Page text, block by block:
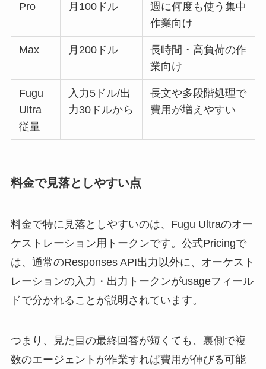
Pro 月100ドル
週に何度も使う集中
作業向け
Max 月200ドル
長時間・高負荷の作
業向け
Fugu
Ultra
従量
入力5ドル/出
力30ドルから
長文や多段階処理で
費用が増えやすい
料金で見落としやすい点
料金で特に見落としやすいのは、Fugu Ultraのオー
ケストレーション用トークンです。公式Pricingで
は、通常のResponses API出力以外に、オーケスト
レーションの入力・出力トークンがusageフィール
ドで分かれることが説明されています。
つまり、見た目の最終回答が短くても、裏側で複
数のエージェントが作業すれば費用が伸びる可能